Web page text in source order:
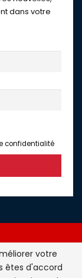
dans votre
confidentialité
France et du
votre
êtes d'accord